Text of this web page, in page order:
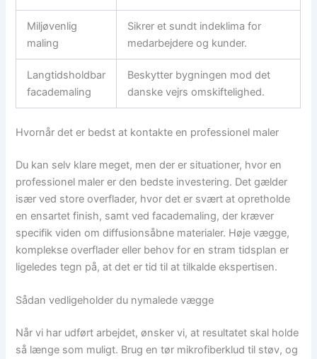
Miljøvenlig
maling
Sikrer et sundt indeklima for
medarbejdere og kunder.
Langtidsholdbar
facademaling
Beskytter bygningen mod det
danske vejrs omskiftelighed.
Hvornår det er bedst at kontakte en professionel maler
Du kan selv klare meget, men der er situationer, hvor en
professionel maler er den bedste investering. Det gælder
især ved store overflader, hvor det er svært at opretholde
en ensartet finish, samt ved facademaling, der kræver
specifik viden om diffusionsåbne materialer. Høje vægge,
komplekse overflader eller behov for en stram tidsplan er
ligeledes tegn på, at det er tid til at tilkalde ekspertisen.
Sådan vedligeholder du nymalede vægge
Når vi har udført arbejdet, ønsker vi, at resultatet skal holde
så længe som muligt. Brug en tør mikrofiberklud til støv, og